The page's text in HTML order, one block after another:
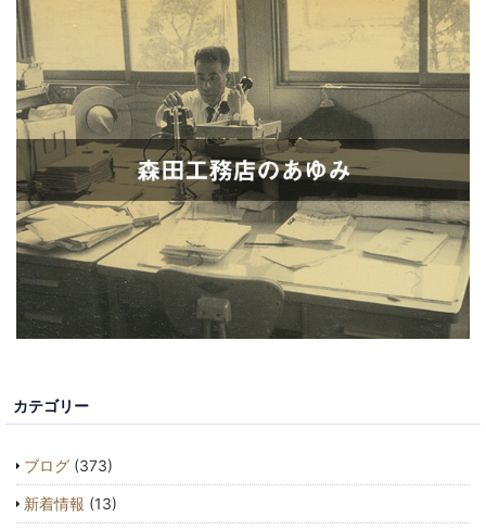
カテゴリー
ブログ (373)
新着情報 (13)